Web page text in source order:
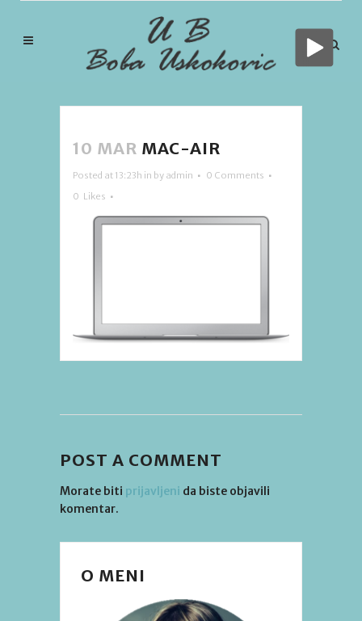
10 MAR MAC-AIR
Posted at 13:23h in by admin
0 Comments
0 Likes
POST A COMMENT
Morate biti prijavljeni da biste objavili
komentar.
O MENI